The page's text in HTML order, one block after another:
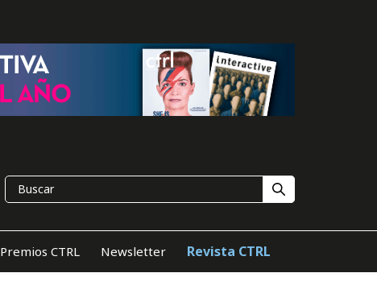
Premios CTRL Newsletter Revista CTRL